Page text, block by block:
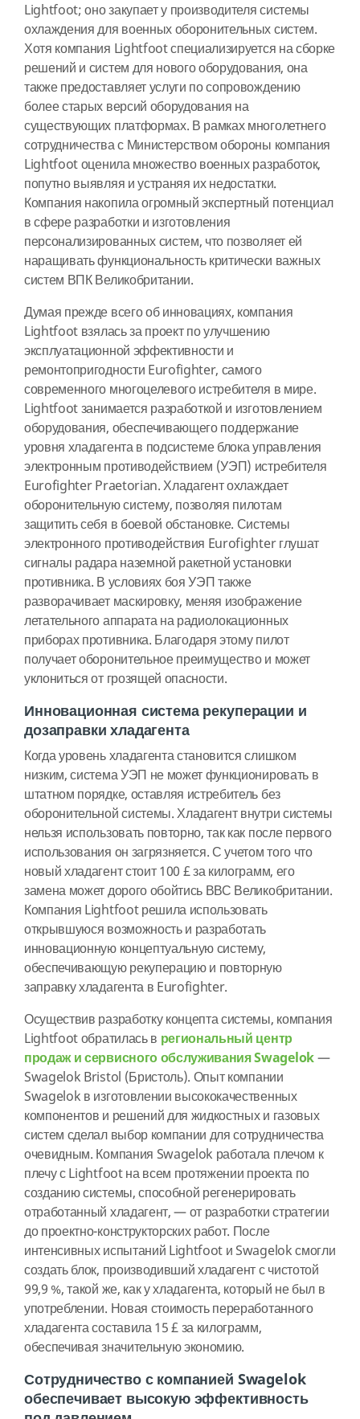
Lightfoot; оно закупает у производителя системы
охлаждения для военных оборонительных систем.
Хотя компания Lightfoot специализируется на сборке
решений и систем для нового оборудования, она
также предоставляет услуги по сопровождению
более старых версий оборудования на
существующих платформах. В рамках многолетнего
сотрудничества с Министерством обороны компания
Lightfoot оценила множество военных разработок,
попутно выявляя и устраняя их недостатки.
Компания накопила огромный экспертный потенциал
в сфере разработки и изготовления
персонализированных систем, что позволяет ей
наращивать функциональность критически важных
систем ВПК Великобритании.
Думая прежде всего об инновациях, компания
Lightfoot взялась за проект по улучшению
эксплуатационной эффективности и
ремонтопригодности Eurofighter, самого
современного многоцелевого истребителя в мире.
Lightfoot занимается разработкой и изготовлением
оборудования, обеспечивающего поддержание
уровня хладагента в подсистеме блока управления
электронным противодействием (УЭП) истребителя
Eurofighter Praetorian. Хладагент охлаждает
оборонительную систему, позволяя пилотам
защитить себя в боевой обстановке. Системы
электронного противодействия Eurofighter глушат
сигналы радара наземной ракетной установки
противника. В условиях боя УЭП также
разворачивает маскировку, меняя изображение
летательного аппарата на радиолокационных
приборах противника. Благодаря этому пилот
получает оборонительное преимущество и может
уклониться от грозящей опасности.
Инновационная система рекуперации и
дозаправки хладагента
Когда уровень хладагента становится слишком
низким, система УЭП не может функционировать в
штатном порядке, оставляя истребитель без
оборонительной системы. Хладагент внутри системы
нельзя использовать повторно, так как после первого
использования он загрязняется. С учетом того что
новый хладагент стоит 100 £ за килограмм, его
замена может дорого обойтись ВВС Великобритании.
Компания Lightfoot решила использовать
открывшуюся возможность и разработать
инновационную концептуальную систему,
обеспечивающую рекуперацию и повторную
заправку хладагента в Eurofighter.
Осуществив разработку концепта системы, компания
Lightfoot обратилась в региональный центр
продаж и сервисного обслуживания Swagelok—
Swagelok Bristol (Бристоль). Опыт компании
Swagelok в изготовлении высококачественных
компонентов и решений для жидкостных и газовых
систем сделал выбор компании для сотрудничества
очевидным. Компания Swagelok работала плечом к
плечу с Lightfoot на всем протяжении проекта по
созданию системы, способной регенерировать
отработанный хладагент, — от разработки стратегии
до проектно-конструкторских работ. После
интенсивных испытаний Lightfoot и Swagelok смогли
создать блок, производивший хладагент с чистотой
99,9 %, такой же, как у хладагента, который не был в
употреблении. Новая стоимость переработанного
хладагента составила 15 £ за килограмм,
обеспечивая значительную экономию.
Сотрудничество с компанией Swagelok
обеспечивает высокую эффективность